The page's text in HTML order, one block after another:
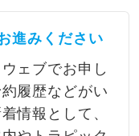
進みください
ェブでお申し
履歴などがい
情報として、